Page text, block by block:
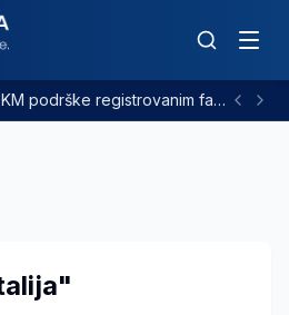
ZDK odobrio 2,38 miliona KM podrške registrovanim farmama goveda